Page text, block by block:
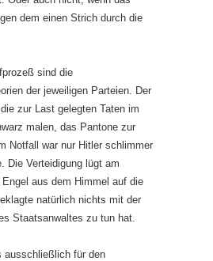
dem einen Strich durch die
sind die
der jeweiligen Parteien. Der
zur Last gelegten Taten im
malen, das Pantone zur
Notfall war nur Hitler schlimmer
Die Verteidigung lügt am
aus dem Himmel auf die
natürlich nichts mit der
Staatsanwaltes zu tun hat.
ausschließlich für den